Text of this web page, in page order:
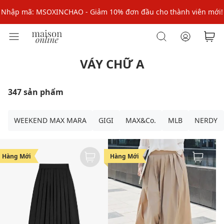
Nhập mã: MSOXINCHAO - Giảm 10% đơn đầu cho thành viên mới!
Nhập mã MSOPAY100: giảm ngay 10% khi thanh toán trực tuyến
VÁY CHỮ A
347 sản phẩm
WEEKEND MAX MARA GIGI MAX&Co. MLB NERDY
Hàng Mới Hàng Mới